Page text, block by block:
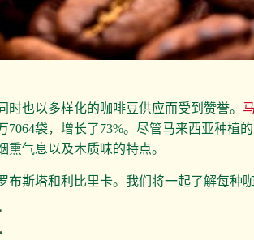
也以多样化的咖啡豆供应而受到赞誉。
7064袋，增长了73%。尽管马来西亚种
气息以及木质味的特点。
斯塔和利比里卡。我们将一起了解每种